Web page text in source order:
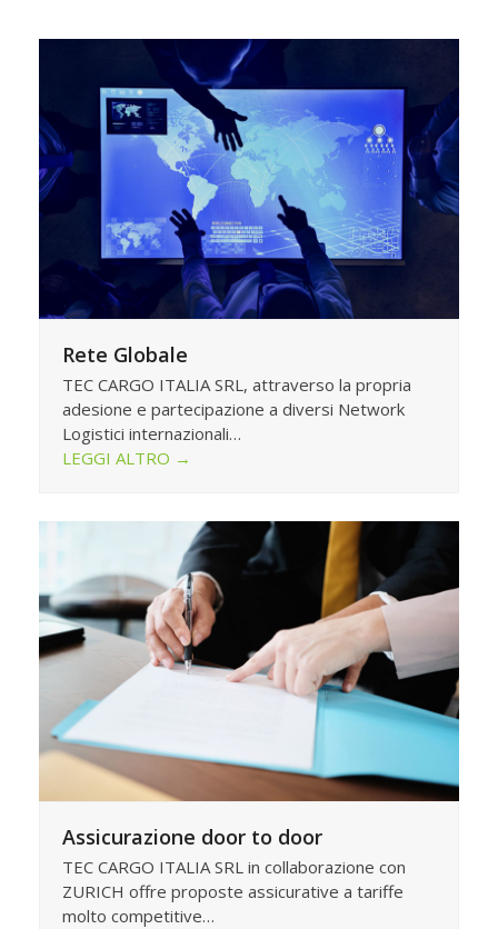
Rete Globale
TEC CARGO ITALIA SRL, attraverso la propria
adesione e partecipazione a diversi Network
Logistici internazionali…
LEGGI ALTRO →
Assicurazione door to door
TEC CARGO ITALIA SRL in collaborazione con
ZURICH offre proposte assicurative a tariffe
molto competitive…